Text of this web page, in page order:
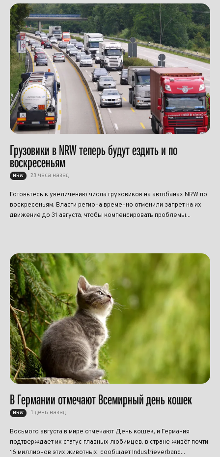
Грузовики в NRW теперь будут ездить и по
воскресеньям
NRW 23 часа назад
Готовьтесь к увеличению числа грузовиков на автобанах NRW по
воскресеньям. Власти региона временно отменили запрет на их
движение до 31 августа, чтобы компенсировать проблемы...
В Германии отмечают Всемирный день кошек
NRW 1 день назад
Восьмого августа в мире отмечают День кошек, и Германия
подтверждает их статус главных любимцев: в стране живёт почти
16 миллионов этих животных, сообщает Industrieverband...